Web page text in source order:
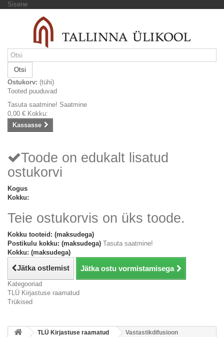
Sisene
Otsi
Ostukorv: (tühi)
Tooted puuduvad
Tasuta saatmine! Saatmine
0,00 € Kokku:
Kassasse
Toode on edukalt lisatud
ostukorvi
Kogus
Kokku:
Teie ostukorvis on üks toode.
Kokku tooteid: (maksudega)
Postikulu kokku: (maksudega) Tasuta saatmine!
Kokku: (maksudega)
Jätka ostlemist Jätka ostu vormistamisega
Kategooriad
TLÜ Kirjastuse raamatud
Trükised
TLÜ Kirjastuse raamatud
Vastastikdifusioon